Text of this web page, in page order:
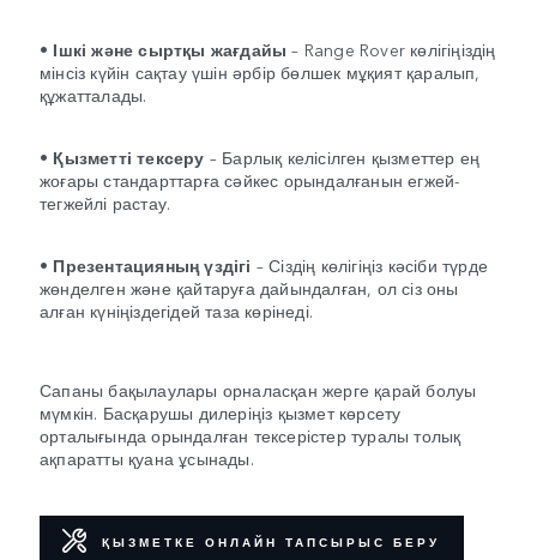
• Ішкі және сыртқы жағдайы – Range Rover көлігіңіздің
мінсіз күйін сақтау үшін әрбір бөлшек мұқият қаралып,
құжатталады.
• Қызметті тексеру – Барлық келісілген қызметтер ең
жоғары стандарттарға сәйкес орындалғанын егжей-
тегжейлі растау.
• Презентацияның үздігі – Сіздің көлігіңіз кәсіби түрде
жөнделген және қайтаруға дайындалған, ол сіз оны
алған күніңіздегідей таза көрінеді.
Сапаны бақылаулары орналасқан жерге қарай болуы
мүмкін. Басқарушы дилеріңіз қызмет көрсету
орталығында орындалған тексерістер туралы толық
ақпаратты қуана ұсынады.
ҚЫЗМЕТКЕ ОНЛАЙН ТАПСЫРЫС БЕРУ